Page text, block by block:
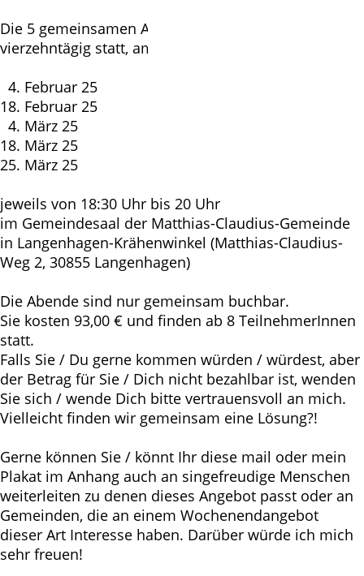
Die 5 gemeinsamen Abende finden quasi
vierzehntägig statt, am:
4. Februar 25
18. Februar 25
4. März 25
18. März 25
25. März 25
jeweils von 18:30 Uhr bis 20 Uhr
im Gemeindesaal der Matthias-Claudius-Gemeinde
in Langenhagen-Krähenwinkel (Matthias-Claudius-
Weg 2, 30855 Langenhagen)
Die Abende sind nur gemeinsam buchbar.
Sie kosten 93,00 € und finden ab 8 TeilnehmerInnen
statt.
Falls Sie / Du gerne kommen würden / würdest, aber
der Betrag für Sie / Dich nicht bezahlbar ist, wenden
Sie sich / wende Dich bitte vertrauensvoll an mich.
Vielleicht finden wir gemeinsam eine Lösung?!
Gerne können Sie / könnt Ihr diese mail oder mein
Plakat im Anhang auch an singefreudige Menschen
weiterleiten zu denen dieses Angebot passt oder an
Gemeinden, die an einem Wochenendangebot
dieser Art Interesse haben. Darüber würde ich mich
sehr freuen!